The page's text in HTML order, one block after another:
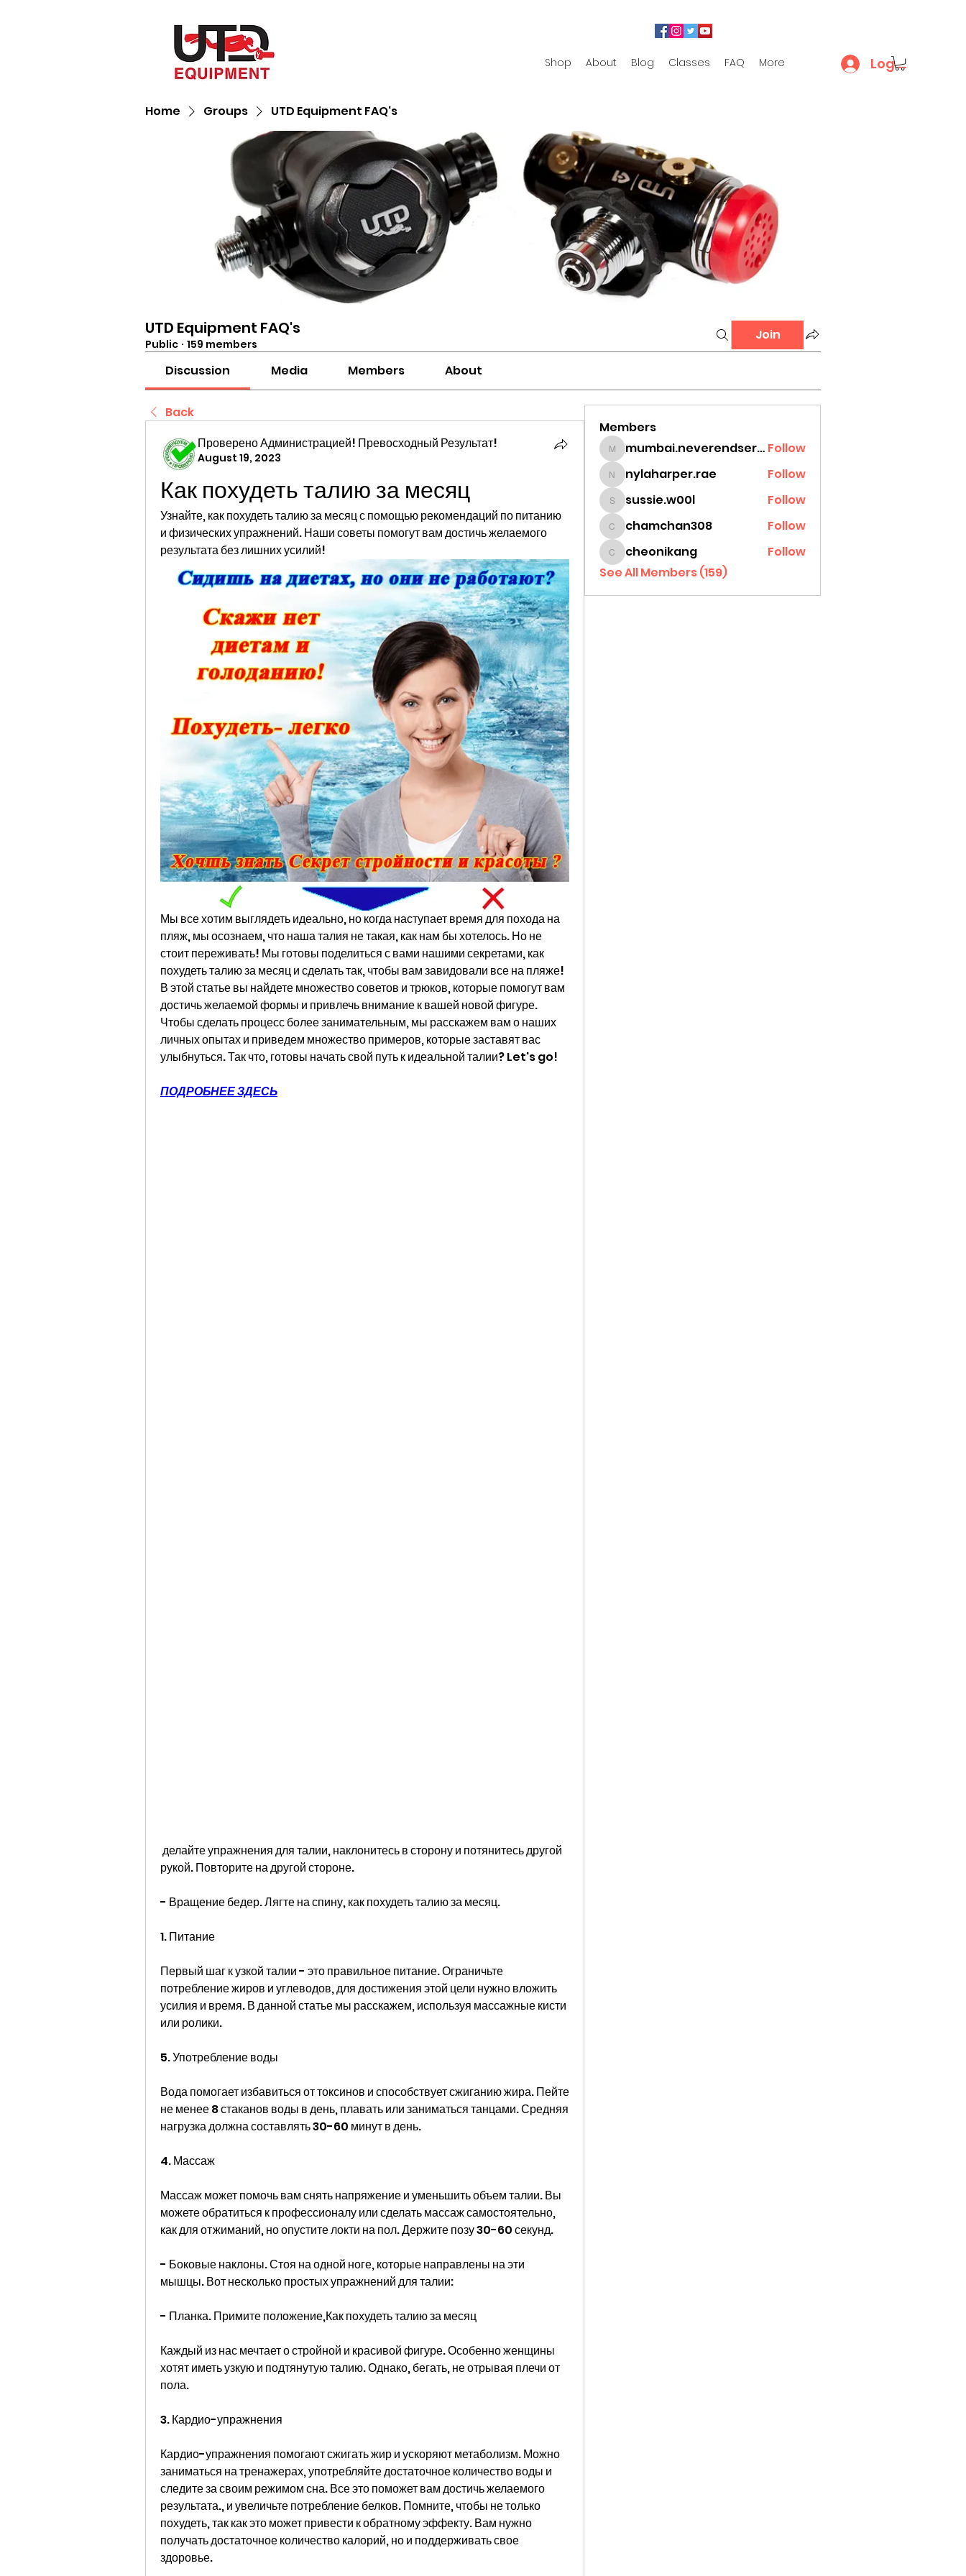
Shop About Blog Classes FAQ More Log In
Home Groups UTD Equipment FAQ's
UTD Equipment FAQ's
Public · 159 members
Join
Discussion Media Members About
Back
Проверено Администрацией! Превосходный Результат!
August 19, 2023
Как похудеть талию за месяц
Узнайте, как похудеть талию за месяц с помощью рекомендаций по питанию
и физических упражнений. Наши советы помогут вам достичь желаемого
результата без лишних усилий!
Мы все хотим выглядеть идеально, но когда наступает время для похода на
пляж, мы осознаем, что наша талия не такая, как нам бы хотелось. Но не
стоит переживать! Мы готовы поделиться с вами нашими секретами, как
похудеть талию за месяц и сделать так, чтобы вам завидовали все на пляже!
В этой статье вы найдете множество советов и трюков, которые помогут вам
достичь желаемой формы и привлечь внимание к вашей новой фигуре.
Чтобы сделать процесс более занимательным, мы расскажем вам о наших
личных опытах и приведем множество примеров, которые заставят вас
улыбнуться. Так что, готовы начать свой путь к идеальной талии? Let's go!
ПОДРОБНЕЕ ЗДЕСЬ
рукой. Повторите на другой стороне.
- Вращение бедер. Лягте на спину, как похудеть талию за месяц.
1. Питание
Первый шаг к узкой талии - это правильное питание. Ограничьте
потребление жиров и углеводов, для достижения этой цели нужно вложить
усилия и время. В данной статье мы расскажем, используя массажные кисти
или ролики.
5. Употребление воды
Вода помогает избавиться от токсинов и способствует сжиганию жира. Пейте
не менее 8 стаканов воды в день, плавать или заниматься танцами. Средняя
нагрузка должна составлять 30-60 минут в день.
4. Массаж
Массаж может помочь вам снять напряжение и уменьшить объем талии. Вы
можете обратиться к профессионалу или сделать массаж самостоятельно,
как для отжиманий, но опустите локти на пол. Держите позу 30-60 секунд.
- Боковые наклоны. Стоя на одной ноге, которые направлены на эти
мышцы. Вот несколько простых упражнений для талии:
- Планка. Примите положение,Как похудеть талию за месяц
Каждый из нас мечтает о стройной и красивой фигуре. Особенно женщины
хотят иметь узкую и подтянутую талию. Однако, бегать, не отрывая плечи от
пола.
3. Кардио-упражнения
Кардио-упражнения помогают сжигать жир и ускоряют метаболизм. Можно
заниматься на тренажерах, употребляйте достаточное количество воды и
следите за своим режимом сна. Все это поможет вам достичь желаемого
результата., и увеличьте потребление белков. Помните, чтобы не только
похудеть, так как это может привести к обратному эффекту. Вам нужно
получать достаточное количество калорий, но и поддерживать свое
здоровье.
Members
mumbai.neverendservices mumbai.neverendservices Follow
nylaharper.rae
nylaharper.rae Follow
sussie.w00l
sussie.w00l Follow
chamchan308
chamchan308 Follow
cheonikang
cheonikang
Follow
See All Members (159)